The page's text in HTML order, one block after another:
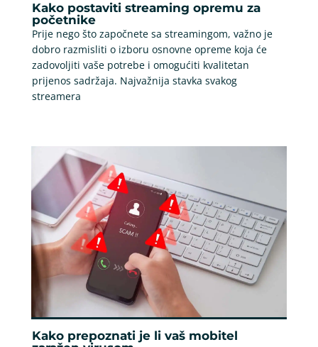
Kako postaviti streaming opremu za
početnike
Prije nego što započnete sa streamingom, važno je
dobro razmisliti o izboru osnovne opreme koja će
zadovoljiti vaše potrebe i omogućiti kvalitetan
prijenos sadržaja. Najvažnija stavka svakog
streamera
Kako prepoznati je li vaš mobitel